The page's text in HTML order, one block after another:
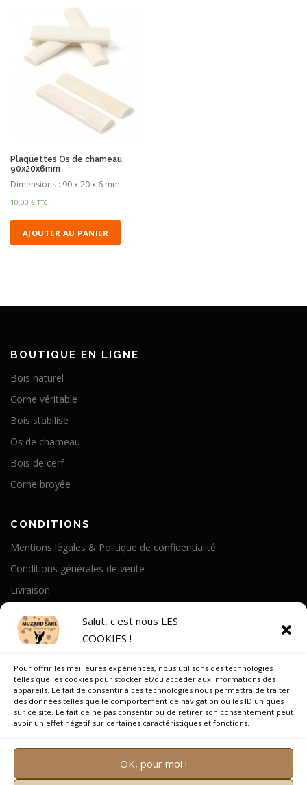
Salut, c'est nous LES
COOKIES !
Pour offrir les meilleures expériences, nous utilisons des technologies
telles que les cookies pour stocker et/ou accéder aux informations des
appareils. Le fait de consentir à ces technologies nous permettra de traiter
des données telles que le comportement de navigation ou les ID uniques
sur ce site. Le fait de ne pas consentir ou de retirer son consentement peut
avoir un effet négatif sur certaines caractéristiques et fonctions.
OK, pour moi !
Plaquettes Os de chameau
90x20x6mm
Dimensions : 90 x 20 x 6 mm
10,00 € TTC
AJOUTER AU PANIER
BOUTIQUE EN LIGNE
Bois naturel
Corne véritable
Bois stabilisé
Os de chameau
Bois de cerf
Corne broyée
CONDITIONS
Mentions légales & Politique de confidentialité
Conditions générales de vente
Livraison
Notre Histoire
On parle de nous
Recrutement